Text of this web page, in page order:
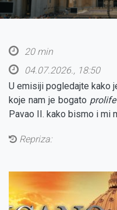
20 min
04.07.2026., 18:50
U emisiji pogledajte kako
koje nam je bogato
Pavao II. kako bismo i mi
Repriza: